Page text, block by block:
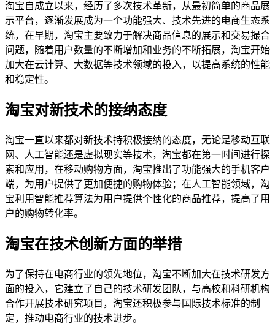
淘宝自成立以来，经历了多次技术革新，从最初简单的商品展
示平台，逐渐发展成为一个功能强大、技术先进的电商生态系
统，在早期，淘宝主要致力于解决商品信息的展示和交易撮合
问题，随着用户数量的不断增加和业务的不断拓展，淘宝开始
加大在云计算、大数据等技术领域的投入，以提高系统的性能
和稳定性。
淘宝对新技术的接纳态度
淘宝一直以来都对新技术持积极接纳的态度，无论是移动互联
网、人工智能还是虚拟现实等技术，淘宝都在第一时间进行探
索和应用，在移动购物方面，淘宝推出了功能强大的手机客户
端，为用户提供了更加便捷的购物体验；在人工智能领域，淘
宝利用智能推荐算法为用户提供个性化的商品推荐，提高了用
户的购物转化率。
淘宝在技术创新方面的举措
为了保持在电商行业的领先地位，淘宝不断加大在技术研发方
面的投入，它建立了自己的技术研发团队，与高校和科研机构
合作开展技术研究项目，淘宝还积极参与国际技术标准的制
定，推动电商行业的技术进步。